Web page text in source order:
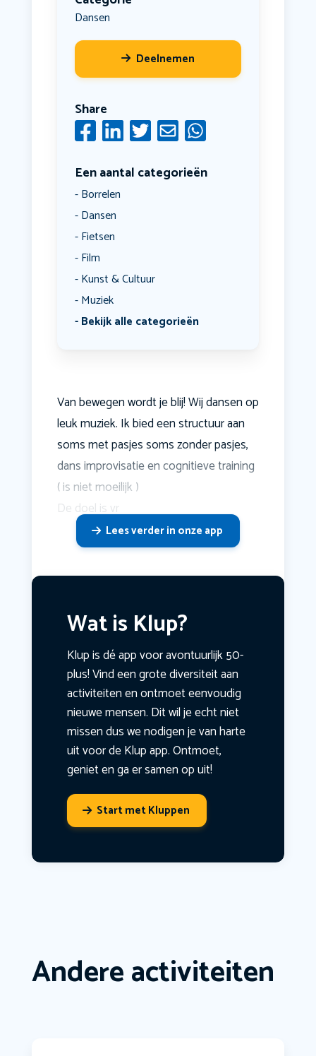
Dansen
Deelnemen
Share
Een aantal categorieën
Borrelen
Dansen
Fietsen
Film
Kunst & Cultuur
Muziek
Bekijk alle categorieën
Van bewegen wordt je blij! Wij dansen op
leuk muziek. Ik bied een structuur aan
soms met pasjes soms zonder pasjes,
dans improvisatie en cognitieve training
( is niet moeilijk )
De doel is vr
Lees verder in onze app
Wat is Klup?
Klup is dé app voor avontuurlijk 50-
plus! Vind een grote diversiteit aan
activiteiten en ontmoet eenvoudig
nieuwe mensen. Dit wil je echt niet
missen dus we nodigen je van harte
uit voor de Klup app. Ontmoet,
geniet en ga er samen op uit!
Start met Kluppen
Andere activiteiten